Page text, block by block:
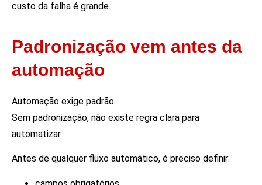
custo da falha é grande.
Padronização vem antes da
automação
Automação exige padrão.
Sem padronização, não existe regra clara para
automatizar.
Antes de qualquer fluxo automático, é preciso definir: